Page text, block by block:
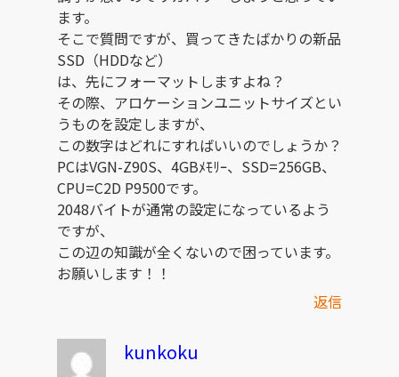
ます。
そこで質問ですが、買ってきたばかりの新品
SSD（HDDなど）
は、先にフォーマットしますよね？
その際、アロケーションユニットサイズとい
うものを設定しますが、
この数字はどれにすればいいのでしょうか？
PCはVGN-Z90S、4GBﾒﾓﾘｰ、SSD=256GB、
CPU=C2D P9500です。
2048バイトが通常の設定になっているよう
ですが、
この辺の知識が全くないので困っています。
お願いします！！
返信
kunkoku